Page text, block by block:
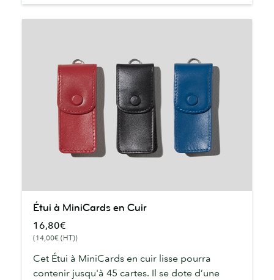
MiniCards
Cuir
Étui à MiniCards en Cuir
16,80€
(14,00€ (HT))
Cet Étui à MiniCards en cuir lisse pourra
contenir jusqu'à 45 cartes. Il se dote d’une